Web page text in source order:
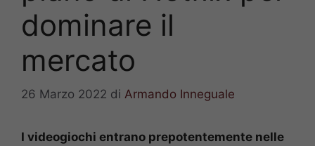
dominare il
mercato
26 Marzo 2022 di Armando Inneguale
I videogiochi entrano prepotentemente nelle